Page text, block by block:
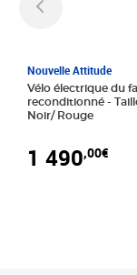
Nouvelle Attitude
Vélo électrique du
reconditionné - Taille normale -
Noir/ Rouge
1 490,00€